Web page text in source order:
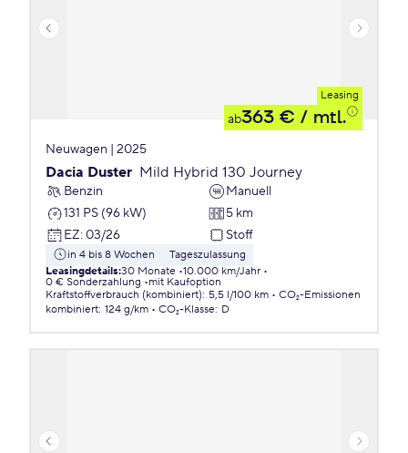
Leasing
ab363 € / mtl.
Neuwagen | 2025
Dacia Duster Mild Hybrid 130 Journey
Benzin
Manuell
131 PS (96 kW)
5 km
EZ: 03/26 Stoff
in 4 bis 8 Wochen
Tageszulassung
Leasingdetails:30 Monate 10.000 km/Jahr
0 € Sonderzahlung
mit Kaufoption
Kraftstoffverbrauch (kombiniert): 5,5 l/100 km
CO₂-Emissionen
kombiniert: 124 g/km CO₂-Klasse: D